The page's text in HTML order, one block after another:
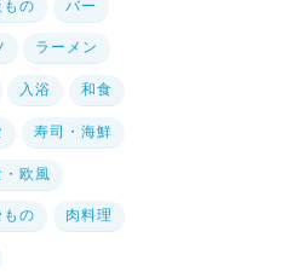
もの バー
ラーメン
入浴 和食
寿司・海鮮
・欧風
もの 肉料理